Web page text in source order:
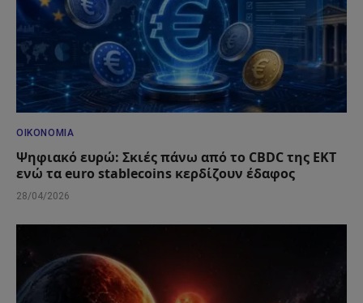
ΟΙΚΟΝΟΜΊΑ
Ψηφιακό ευρώ: Σκιές πάνω από το CBDC της ΕΚΤ
ενώ τα euro stablecoins κερδίζουν έδαφος
28/04/2026